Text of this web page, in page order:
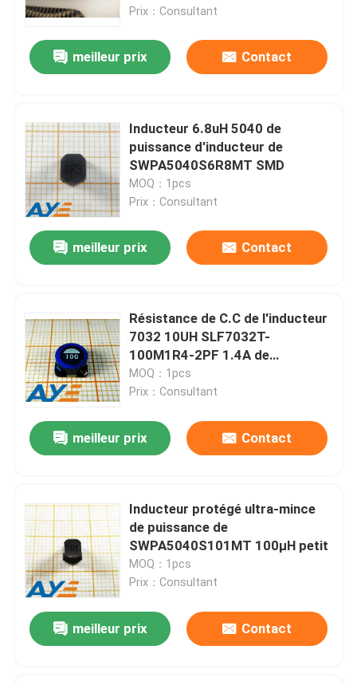
Prix：Consultant
meilleur prix Contact
Inducteur 6.8uH 5040 de
puissance d'inducteur de
SWPA5040S6R8MT SMD
MOQ：1pcs
Prix：Consultant
meilleur prix Contact
Résistance de C.C de l'inducteur
7032 10UH SLF7032T-
100M1R4-2PF 1.4A de
puissance de SMD
MOQ：1pcs
Prix：Consultant
meilleur prix Contact
Inducteur protégé ultra-mince
de puissance de
SWPA5040S101MT 100μH petit
MOQ：1pcs
Prix：Consultant
meilleur prix Contact